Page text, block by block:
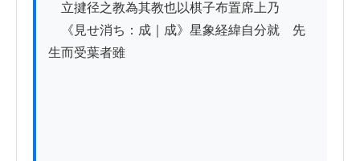
立揵径之教為其教也以棋子布置席上乃
《見せ消ち：成｜成》星象経緯自分就　先
生而受葉者雖